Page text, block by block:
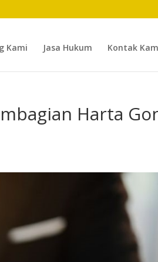
Kami Jasa Hukum Kontak
Harta